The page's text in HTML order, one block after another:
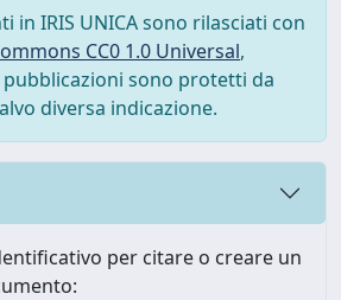
in IRIS UNICA sono rilasciati con
CC0 1.0 Universal,
sono protetti da
diversa indicazione.
per citare o creare un